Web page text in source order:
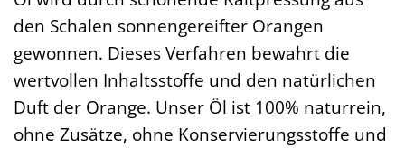
den Schalen sonnengereifter Orangen
gewonnen. Dieses Verfahren bewahrt die
wertvollen Inhaltsstoffe und den natürlichen
Duft der Orange. Unser Öl ist 100% naturrein,
ohne Zusätze, ohne Konservierungsstoffe und